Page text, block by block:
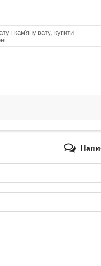
і кам'яну вату, купити